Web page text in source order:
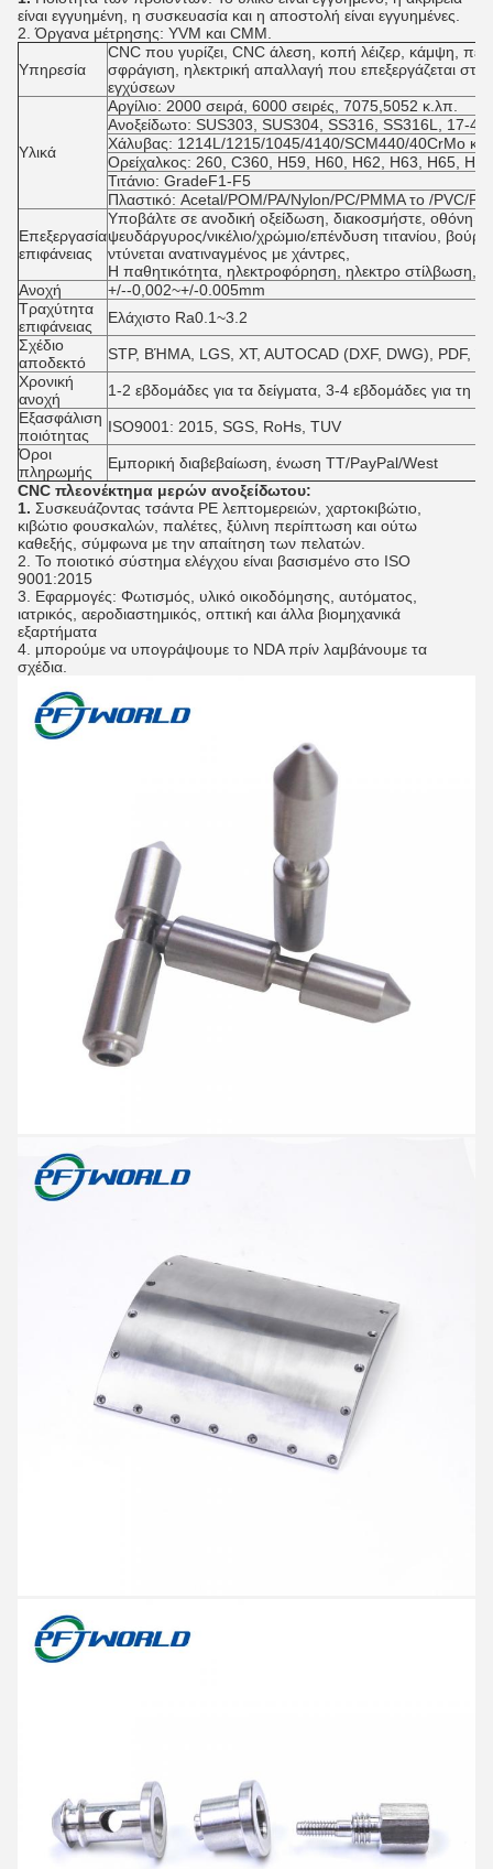
είναι εγγυημένη, η συσκευασία και η αποστολή είναι εγγυημένες.
2. Όργανα μέτρησης: YVM και CMM.
Υπηρεσία
CNC που γυρίζει, CNC άλεση, κοπή λέιζερ, κάμψη,
σφράγιση, ηλεκτρική απαλλαγή που επεξεργάζεται
εγχύσεων
Υλικά
Αργίλιο: 2000 σειρά, 6000 σειρές, 7075,5052 κ.λπ.
Ανοξείδωτο: SUS303, SUS304, SS316, SS316L, 17-
Χάλυβας: 1214L/1215/1045/4140/SCM440/40CrMo
Ορείχαλκος: 260, C360, H59, H60, H62, H63, H65,
Τιτάνιο: GradeF1-F5
Πλαστικό: Acetal/POM/PA/Nylon/PC/PMMA το /PVC/
Επεξεργασία
επιφάνειας
Υποβάλτε σε ανοδική οξείδωση, διακοσμήστε, οθόνη
ψευδάργυρος/νικέλιο/χρώμιο/επένδυση τιτανίου,
ντύνεται ανατιναγμένος με χάντρες,
Η παθητικότητα, ηλεκτροφόρηση, ηλεκτρο στίλβωση,
Ανοχή
+/--0,002~+/-0.005mm
Τραχύτητα
επιφάνειας
Ελάχιστο Ra0.1~3.2
Σχέδιο
αποδεκτό
STP, ΒΉΜΑ, LGS, XT, AUTOCAD (DXF, DWG), PDF,
Χρονική
ανοχή
1-2 εβδομάδες για τα δείγματα, 3-4 εβδομάδες για τη
Εξασφάλιση
ποιότητας
ISO9001: 2015, SGS, RoHs, TUV
Όροι
πληρωμής
Εμπορική διαβεβαίωση, ένωση TT/PayPal/West
CNC πλεονέκτημα μερών ανοξείδωτου:
1. Συσκευάζοντας τσάντα PE λεπτομερειών, χαρτοκιβώτιο,
κιβώτιο φουσκαλών, παλέτες, ξύλινη περίπτωση και ούτω
καθεξής, σύμφωνα με την απαίτηση των πελατών.
2. Το ποιοτικό σύστημα ελέγχου είναι βασισμένο στο ISO
9001:2015
3. Εφαρμογές: Φωτισμός, υλικό οικοδόμησης, αυτόματος,
ιατρικός, αεροδιαστημικός, οπτική και άλλα βιομηχανικά
εξαρτήματα
4. μπορούμε να υπογράψουμε το NDA πρίν λαμβάνουμε τα
σχέδια.